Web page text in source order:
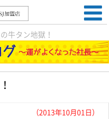
牛タン地獄！
（2013年10月01日）